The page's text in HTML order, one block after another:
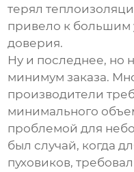
терял
привело к большим
доверия.
Ну и последнее, но
минимум заказа.
производители
минимального
проблемой для
был случай, когда
пуховиков,